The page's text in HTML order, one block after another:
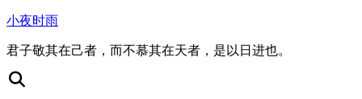
小夜时雨
君子敬其在己者，而不慕其在天者，是以日进也。